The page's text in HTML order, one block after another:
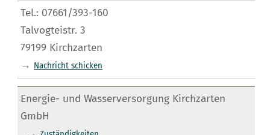
Tel.: 07661/393-160
Talvogteistr. 3
79199 Kirchzarten
→
Nachricht schicken
Energie- und Wasserversorgung Kirchzarten
GmbH